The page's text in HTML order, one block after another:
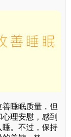
睡眠质量，但
理安慰，感到
睡。不过，保持